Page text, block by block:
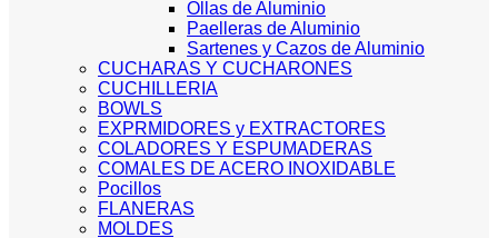
Ollas de Aluminio
Paelleras de Aluminio
Sartenes y Cazos de Aluminio
CUCHARAS Y CUCHARONES
CUCHILLERIA
BOWLS
EXPRMIDORES y EXTRACTORES
COLADORES Y ESPUMADERAS
COMALES DE ACERO INOXIDABLE
Pocillos
FLANERAS
MOLDES